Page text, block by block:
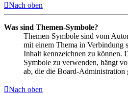
Nach oben
Was sind Themen-Symbole?
Themen-Symbole sind vom
mit einem Thema in Verbindung
Inhalt kennzeichnen zu können.
Symbole zu verwenden, hängt
ab, die die Board-Administration
Nach oben